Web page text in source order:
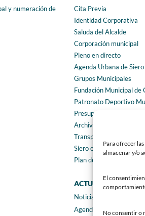
Para ofrecer
almacenar y/o
El
No consentir o
y numeración de
Cita Previa
Identidad Corporativa
Saluda del Alcalde
Corporación municipal
Pleno en directo
Agenda Urbana de Siero
Grupos Municipales
Fundación Municipal de
Patronato Deportivo
Presupuestos municipales
Archivo municipal
Transparencia
Siero en Cifras
Plan de igualdad
ACTUALIDAD
Noticias
Agenda